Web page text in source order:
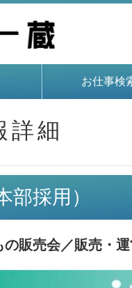
お仕事検
詳細
部採用）
の販売会／販売・